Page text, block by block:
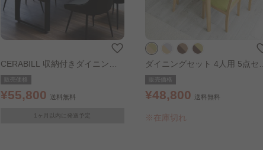
CERABILL 収納付きダイニング
テーブル 幅150cm ダークグレー
販売価格
¥55,800 送料無料
1ヶ月以内に発送予定
ダイニングセット 4人用 5点セッ
ト オーク×グリーン
販売価格
¥48,800 送料無料
※在庫切れ